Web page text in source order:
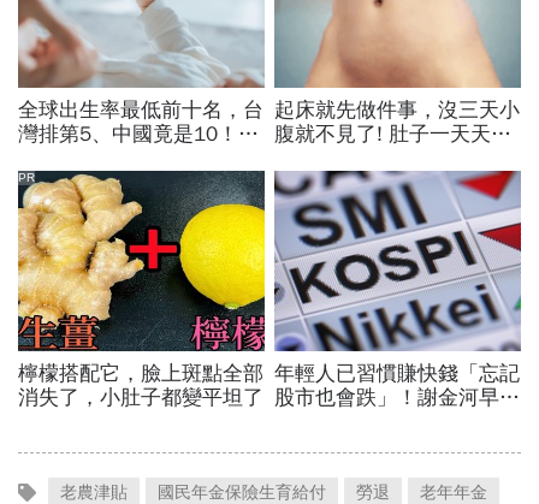
老農津貼 國民年金保險生育給付 勞退 老年年金